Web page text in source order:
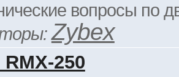
вопросы по
Zybex
250